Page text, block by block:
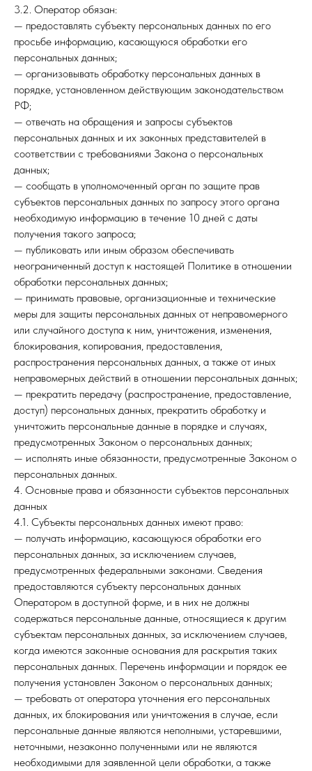
3.2. Оператор обязан:
— предоставлять субъекту персональных данных по его
просьбе информацию, касающуюся обработки его
персональных данных;
— организовывать обработку персональных данных в
порядке, установленном действующим законодательством
РФ;
— отвечать на обращения и запросы субъектов
персональных данных и их законных представителей в
соответствии с требованиями Закона о персональных
данных;
— сообщать в уполномоченный орган по защите прав
субъектов персональных данных по запросу этого органа
необходимую информацию в течение 10 дней с даты
получения такого запроса;
— публиковать или иным образом обеспечивать
неограниченный доступ к настоящей Политике в отношении
обработки персональных данных;
— принимать правовые, организационные и технические
меры для защиты персональных данных от неправомерного
или случайного доступа к ним, уничтожения, изменения,
блокирования, копирования, предоставления,
распространения персональных данных, а также от иных
неправомерных действий в отношении персональных данных;
— прекратить передачу (распространение, предоставление,
доступ) персональных данных, прекратить обработку и
уничтожить персональные данные в порядке и случаях,
предусмотренных Законом о персональных данных;
— исполнять иные обязанности, предусмотренные Законом о
персональных данных.
4. Основные права и обязанности субъектов персональных
данных
4.1. Субъекты персональных данных имеют право:
— получать информацию, касающуюся обработки его
персональных данных, за исключением случаев,
предусмотренных федеральными законами. Сведения
предоставляются субъекту персональных данных
Оператором в доступной форме, и в них не должны
содержаться персональные данные, относящиеся к другим
субъектам персональных данных, за исключением случаев,
когда имеются законные основания для раскрытия таких
персональных данных. Перечень информации и порядок ее
получения установлен Законом о персональных данных;
— требовать от оператора уточнения его персональных
данных, их блокирования или уничтожения в случае, если
персональные данные являются неполными, устаревшими,
неточными, незаконно полученными или не являются
необходимыми для заявленной цели обработки, а также